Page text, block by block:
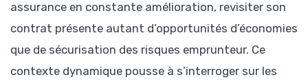
assurance en constante amélioration, revisiter son
contrat présente autant d’opportunités d’économies
que de sécurisation des risques emprunteur. Ce
contexte dynamique pousse à s’interroger sur les